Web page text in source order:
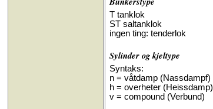
T tanklok
ST saltanklok
ingen ting: tenderlok
Sylinder og kjeltype
Syntaks:
n = våtdamp (Nassdampf)
h = overheter (Heissdamp)
v = compound (Verbund)